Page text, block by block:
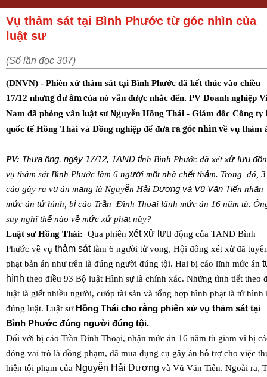
Vụ thảm sát tại Bình Phước từ góc nhìn của
luật sư
(Số lần đọc 307)
(DNVN) - Phiên xử thảm sát tại Bình Phước đã kết thúc vào chiều
17/12 nhưng dưâm của nó vẫn được nhắc đến. PV Doanh nghiệp
Nam đã phỏng vấn luật sưNguyễn Hồng Thái - Giám đốc Công ty
quốc tế Hồng Thái và Đồng nghiệp để đưa ra góc nhìn về vụ thảm
PV: Thưa ông, ngày 17/12, TAND tỉnh Bình Phước đã xét xửlưu độ
vụ thảm sát Bình Phước làm 6 người một nhà chết thảm. Trong đó,
cáo gây ra vụ án mạng là Nguyễn Hải Dương và Vũ Văn Tiến nhận
mức án tửhình, bịcáo Trần Đình Thoại lãnh mức án 16 năm tù.
suy nghĩ thếnào về mức xửphạt này?
Luật sư Hồng Thái: Qua phiên xét xử lưu động của TAND Bình
Phước về vụ thảm sátlàm 6 người tử vong, Hội đồng xét xử đã
phạt bản án như trên là đúng người đúng tội. Hai bị cáo lĩnh mức án
hình theo điều 93 Bộ luật Hình sự là chính xác. Những tình tiết theo
luật là giết nhiều người, cướp tài sản và tổng hợp hình phạt là tử hình
đúng luật. Luật sư Hồng Thái cho rằng phiên xử vụ thảm sát tại
Bình Phước đúng người đúng tội.
Đối với bị cáo Trần Đình Thoại, nhận mức án 16 năm tù giam vì bị
đóng vai trò là đồng phạm, đã mua dụng cụ gây án hỗ trợ cho việc
hiện tội phạm của Nguyễn Hải Dương và Vũ Văn Tiến. Ngoài ra,